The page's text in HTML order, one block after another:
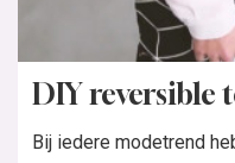
DIY reversible
Bij iedere modetrend